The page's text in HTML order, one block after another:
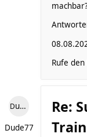
Rufe
Dude77
Dude77
Re: